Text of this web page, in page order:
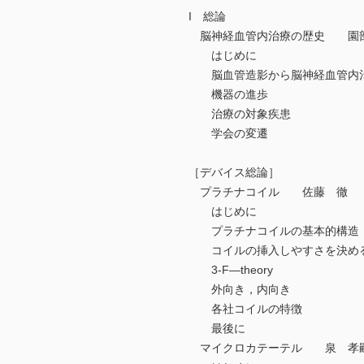
I 総論
脳神経血管内治療の歴史
はじめに
脳血管造影から脳神経血管内
機器の進歩
治療の対象疾患
学会の変遷
［デバイス総論］
プラチナコイル 佐藤 徹
はじめに
プラチナコイルの基本的構造
コイルの挿入しやすさを決め
3-F—theory
外向き，内向き
各社コイルの特徴
最後に
マイクロカテーテル 泉 孝